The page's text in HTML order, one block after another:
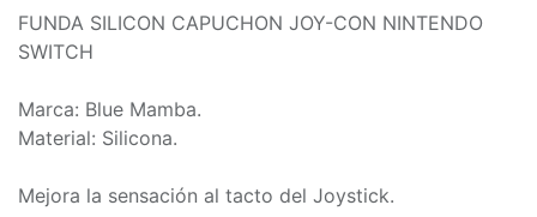
FUNDA SILICON CAPUCHON JOY-CON NINTENDO
SWITCH
Marca: Blue Mamba.
Material: Silicona.
Mejora la sensación al tacto del Joystick.